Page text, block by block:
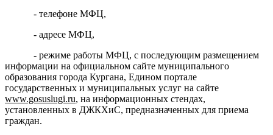
- телефоне МФЦ,
- адресе МФЦ,
- режиме работы МФЦ, с последующим размещением
информации на официальном сайте муниципального
образования города Кургана, Едином портале
государственных и муниципальных услуг на сайте
www.gosuslugi.ru, на информационных стендах,
установленных в ДЖКХиС, предназначенных для приема
граждан.